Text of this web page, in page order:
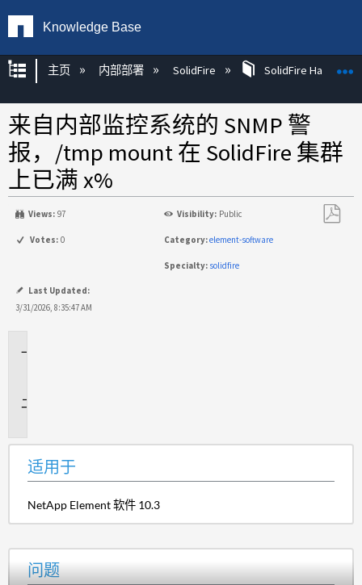
Knowledge Base
扩展/隐缩全局层次
主页 内部部署 SolidFire SolidFire Hardware
来自内部监控系统的 SNMP 警
报，/tmp mount 在 SolidFire 集群
上已满 x%
Views: 97 Visibility: Public
Votes: 0 Category:element-software
Specialty: solidfire
Last Updated:
3/31/2026, 8:35:47 AM
适用于
NetApp Element 软件 10.3
问题